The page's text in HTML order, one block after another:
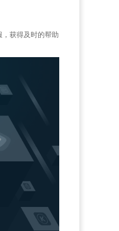
获得及时的帮助